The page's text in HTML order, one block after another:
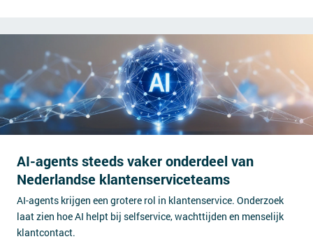
AI-agents steeds vaker onderdeel van
Nederlandse klantenserviceteams
AI-agents krijgen een grotere rol in klantenservice. Onderzoek
laat zien hoe AI helpt bij selfservice, wachttijden en menselijk
klantcontact.